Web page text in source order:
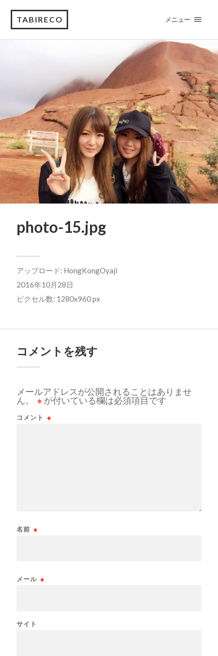
TABIRECO メニュー
photo-15.jpg
アップロード: HongKongOyaji
2016年10月28日
ピクセル数: 1280x960 px
コメントを残す
メールアドレスが公開されることはありませ
ん。
※ が付いている欄は必須項目です
コメント ※
名前 ※
メール ※
サイト